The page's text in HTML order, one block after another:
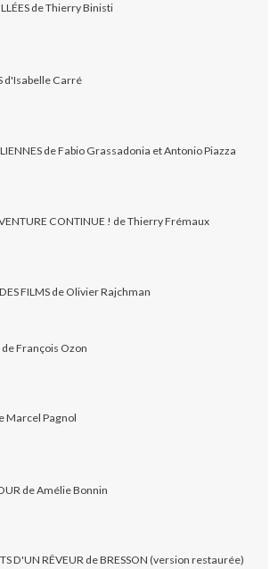
de Thierry Binisti
d'Isabelle Carré
de Fabio Grassadonia et Antonio Piazza
CONTINUE ! de Thierry Frémaux
DES FILMS de Olivier Rajchman
de François Ozon
Marcel Pagnol
de Amélie Bonnin
D'UN RÊVEUR de BRESSON (version restaurée)